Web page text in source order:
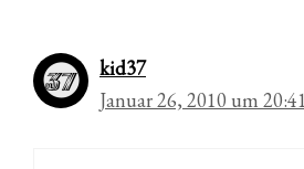
kid37
Januar 26, 2010 um